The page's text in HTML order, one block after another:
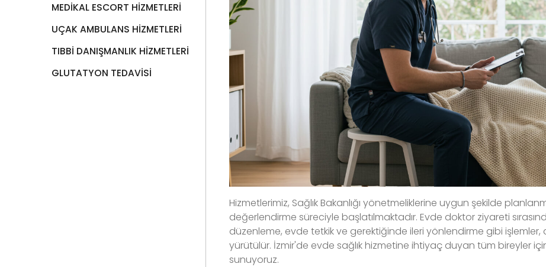
MEDİKAL ESCORT HİZMETLERİ
UÇAK AMBULANS HİZMETLERİ
TIBBİ DANIŞMANLIK HİZMETLERİ
GLUTATYON TEDAVİSİ
Hizmetlerimiz, Sağlık Bakanlığı yönetmeliklerine uygun şekilde
değerlendirme süreciyle başlatılmaktadır. Evde doktor ziyareti
düzenleme, evde tetkik ve gerektiğinde ileri yönlendirme gibi işlemler,
yürütülür. İzmir'de evde sağlık hizmetine ihtiyaç duyan tüm bireyler
sunuyoruz.